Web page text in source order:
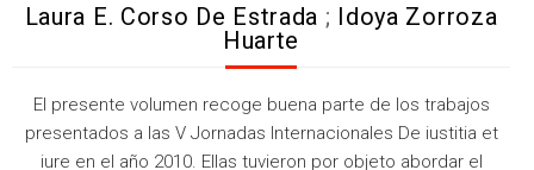
Laura E. Corso De Estrada ; Idoya Zorroza
Huarte
El presente volumen recoge buena parte de los trabajos
presentados a las V Jornadas Internacionales De iustitia et
iure en el año 2010. Ellas tuvieron por objeto abordar el